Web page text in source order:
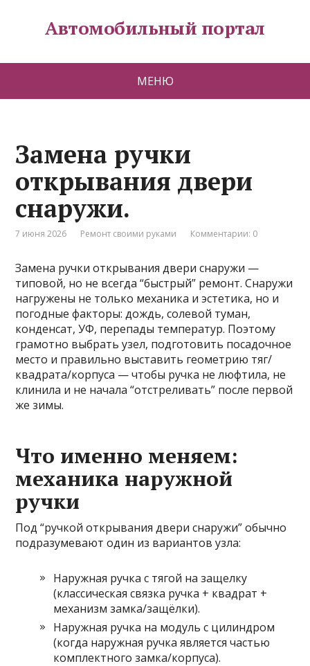
Автомобильный портал
МЕНЮ
Замена ручки
открывания двери
снаружи.
7 июня 2026 Ремонт своими руками Комментарии: 0
Замена ручки открывания двери снаружи —
типовой, но не всегда “быстрый” ремонт. Снаружи
нагружены не только механика и эстетика, но и
погодные факторы: дождь, солевой туман,
конденсат, УФ, перепады температур. Поэтому
грамотно выбрать узел, подготовить посадочное
место и правильно выставить геометрию тяг/
квадрата/корпуса — чтобы ручка не люфтила, не
клинила и не начала “отстреливать” после первой
же зимы.
Что именно меняем:
механика наружной
ручки
Под “ручкой открывания двери снаружи” обычно
подразумевают один из вариантов узла:
Наружная ручка с тягой на защелку
(классическая связка ручка + квадрат +
механизм замка/защёлки).
Наружная ручка на модуль с цилиндром
(когда наружная ручка является частью
комплектного замка/корпуса).